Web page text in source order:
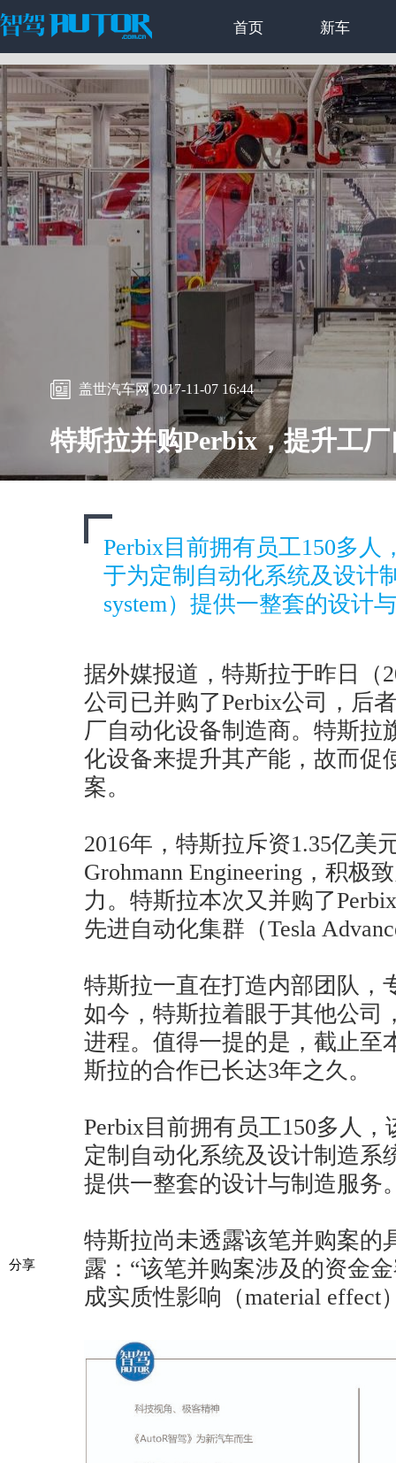
首页 新车
盖世汽车网 2017-11-07 16:44
特斯拉并购Perbix，提升工
分享
Perbix目前拥有员工150多人
于为定制自动化系统及设计
system）提供一整套的设计
据外媒报道，特斯拉于昨日（
公司已并购了Perbix公司，后
厂自动化设备制造商。特斯拉
化设备来提升其产能，故而促
案。
2016年，特斯拉斥资1.35亿美
Grohmann Engineering，积极
力。特斯拉本次又并购了
先进自动化集群（Tesla
特斯拉一直在打造内部团队，
如今，特斯拉着眼于其他公司
进程。值得一提的是，截止至
斯拉的合作已长达3年之久。
Perbix目前拥有员工150多人
定制自动化系统及设计制造系
提供一整套的设计与制造服务
特斯拉尚未透露该笔并购案的
露：“该笔并购案涉及的资金
成实质性影响（material effect